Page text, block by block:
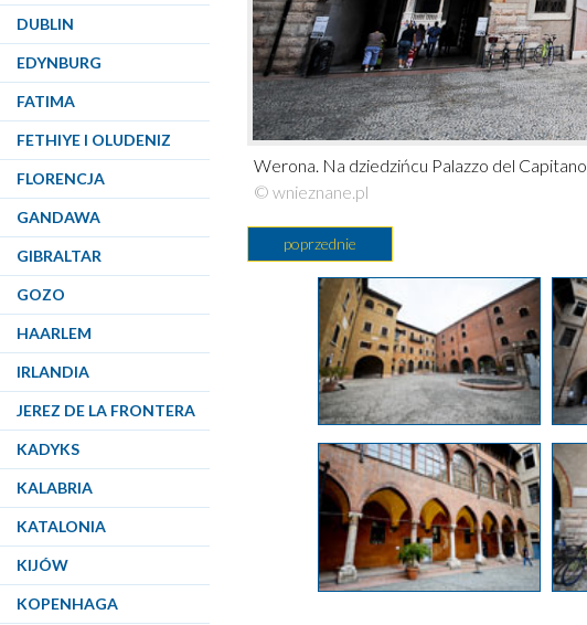
DUBLIN
EDYNBURG
FATIMA
FETHIYE I OLUDENIZ
FLORENCJA
GANDAWA
GIBRALTAR
GOZO
HAARLEM
IRLANDIA
JEREZ DE LA FRONTERA
KADYKS
KALABRIA
KATALONIA
KIJÓW
KOPENHAGA
Werona. Na dziedzińcu Palazzo del Capitano.
© wnieznane.pl
poprzednie